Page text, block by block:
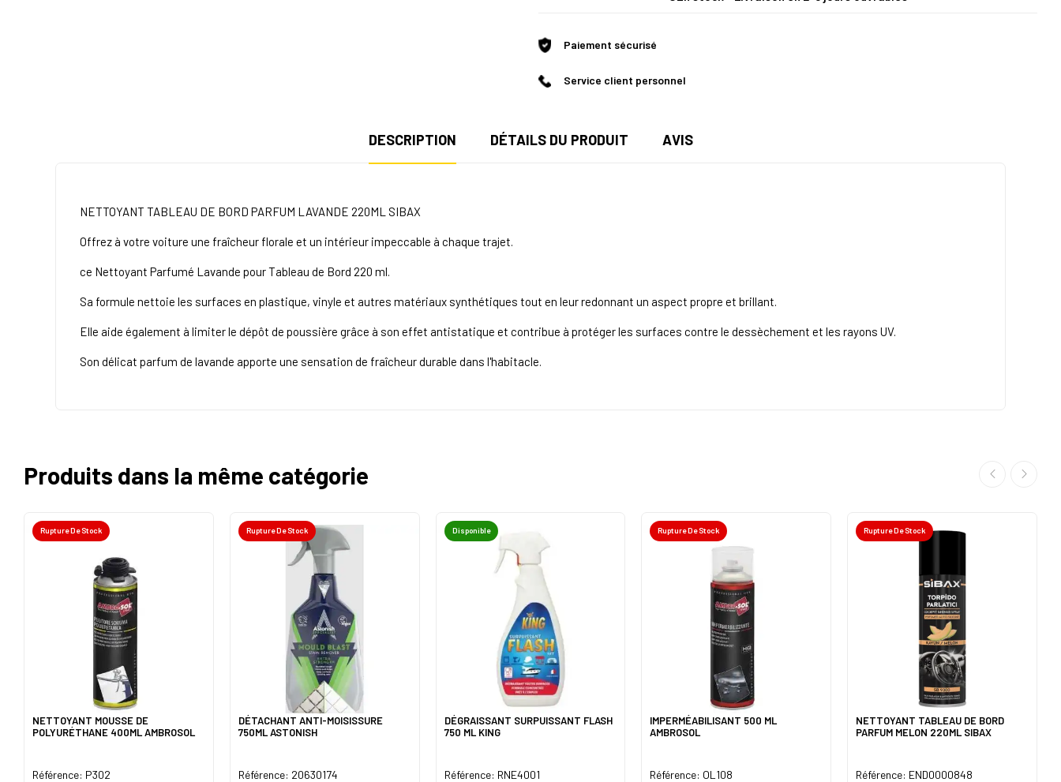
Paiement sécurisé
Service client personnel
DESCRIPTION DÉTAILS DU PRODUIT AVIS
NETTOYANT TABLEAU DE BORD PARFUM LAVANDE 220ML SIBAX
Offrez à votre voiture une fraîcheur florale et un intérieur impeccable à chaque trajet.
ce Nettoyant Parfumé Lavande pour Tableau de Bord 220 ml.
Sa formule nettoie les surfaces en plastique, vinyle et autres matériaux synthétiques tout en leur redonnant un aspect propre et brillant.
Elle aide également à limiter le dépôt de poussière grâce à son effet antistatique et contribue à protéger les surfaces contre le dessèchement et les rayons UV.
Son délicat parfum de lavande apporte une sensation de fraîcheur durable dans l'habitacle.
Produits dans la même catégorie
Rupture De Stock
NETTOYANT MOUSSE DE
POLYURÉTHANE 400ML AMBROSOL
Référence: P302
Rupture De Stock
DÉTACHANT ANTI-MOISISSURE
750ML ASTONISH
Référence: 20630174
Disponible
DÉGRAISSANT SURPUISSANT FLASH
750 ML KING
Référence: RNE4001
Rupture De Stock
IMPERMÉABILISANT 500 ML
AMBROSOL
Référence: OL108
Rupture De Stock
NETTOYANT TABLEAU DE BORD
PARFUM MELON 220ML SIBAX
Référence: END0000848